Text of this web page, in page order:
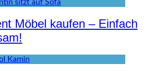
Möbel kaufen – Einfach